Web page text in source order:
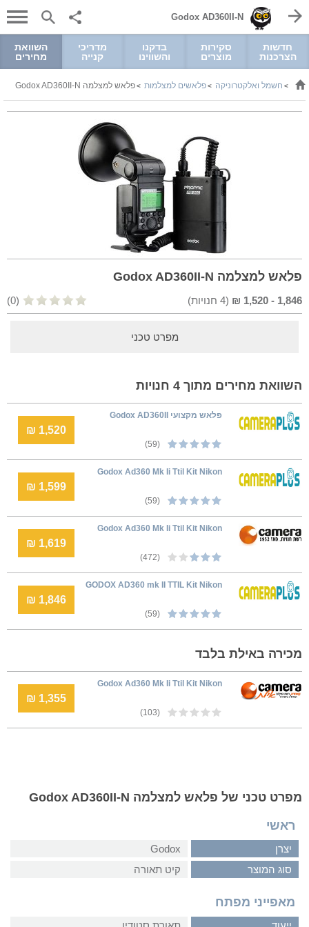
Godox AD360II-N
חדשות
הצרכנות
סקירות
מוצרים
בדקנו
והשווינו
מדריכי
קנייה
השוואת
מחירים
> חשמל ואלקטרוניקה >פלאשים למצלמות >פלאש למצלמה Godox AD360II-N
פלאש למצלמה Godox AD360II-N
1,846
-
1,520
₪
(
4 חנויות) (0)
מפרט טכני
השוואת מחירים מתוך 4 חנויות
פלאש מקצועי Godox AD360II
(59)
1,520 ₪
Godox Ad360 Mk Ii Ttil Kit Nikon
(59)
1,599 ₪
Godox Ad360 Mk Ii Ttil Kit Nikon
(472)
1,619 ₪
GODOX AD360 mk II TTIL Kit Nikon
(59)
1,846 ₪
מכירה באילת בלבד
Godox Ad360 Mk Ii Ttil Kit Nikon
(103)
1,355 ₪
מפרט טכני של פלאש למצלמה Godox AD360II-N
ראשי
יצרן
Godox
סוג המוצר
קיט תאורה
מאפייני מפתח